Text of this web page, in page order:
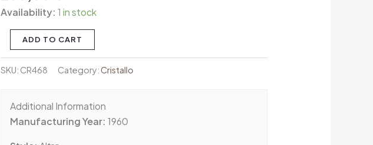
Availability: 1 in stock
Tagliato
ADD TO CART
SKU: CR468 Category:Cristallo
Additional Information
Manufacturing Year: 1960